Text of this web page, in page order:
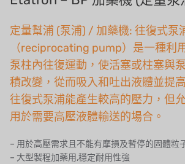
法國 SUNTEC
英國 PUROLITE
日本 NOP
日本 OLYMPIA
日本 KATSURA
定量幫浦 (泵浦) / 加藥機: 往復式泵
（reciprocating pump）是一種利
泵柱內往復運動，使活塞或柱塞與
積改變，從而吸入和吐出液體並提
往復式泵浦能產生較高的壓力，但
用於需要高壓液體輸送的場合。
– 用於高壓需求且不能有摩損及暫停的固體粒
– 大型製程加藥用,穩定耐用性強